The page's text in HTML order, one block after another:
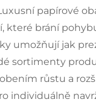
papírové
které brání
umožňují jak
sortimenty
růstu a
individuálně